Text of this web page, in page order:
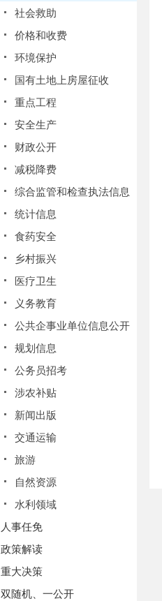
社会救助
价格和收费
环境保护
国有土地上房屋征收
重点工程
安全生产
财政公开
减税降费
综合监管和检查执法信息
统计信息
食药安全
乡村振兴
医疗卫生
义务教育
公共企事业单位信息公开
规划信息
公务员招考
涉农补贴
新闻出版
交通运输
旅游
自然资源
水利领域
人事任免
政策解读
重大决策
双随机、一公开